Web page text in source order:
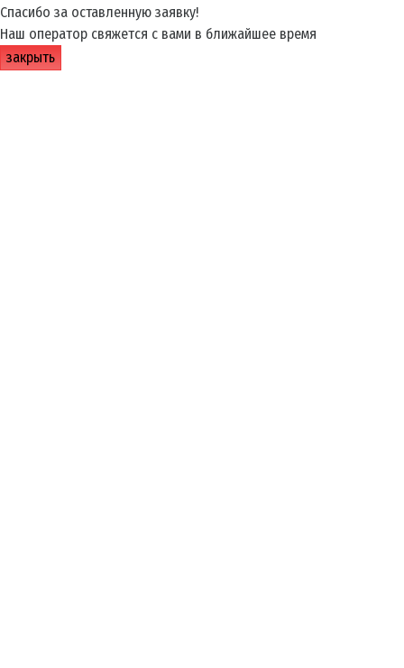
Спасибо за оставленную заявку!
Наш оператор свяжется с вами в ближайшее время
закрыть